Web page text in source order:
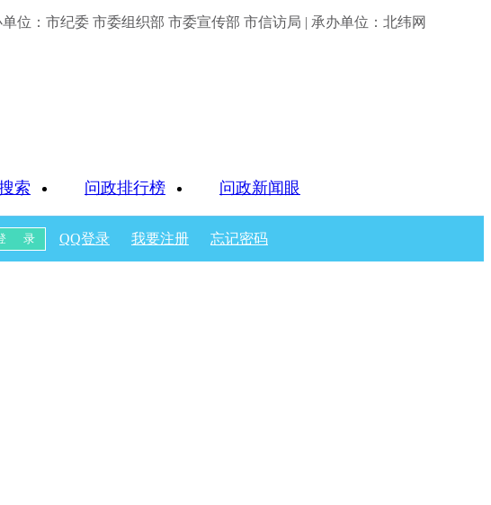
单位：市纪委 市委组织部 市委宣传部 市信访局 | 承办单位：北纬网
索 问政排行榜 问政新闻眼
QQ登录 我要注册 忘记密码